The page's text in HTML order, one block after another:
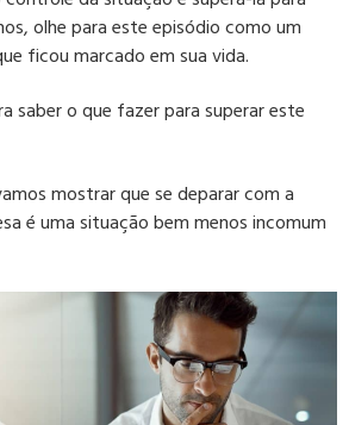
olhe para este episódio como um
ficou marcado em sua vida.
saber o que fazer para superar este
mostrar que se deparar com a
é uma situação bem menos incomum